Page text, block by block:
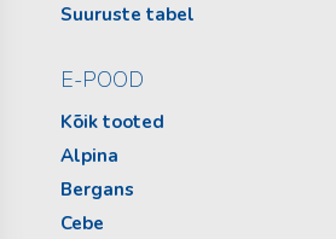
Suuruste tabel
E-POOD
Kõik tooted
Alpina
Bergans
Cebe